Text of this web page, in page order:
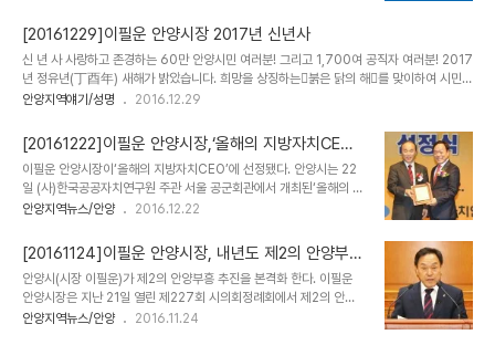
축장을 운영하는 협신식품과 건축폐기물을 재처..
이에 따른 금년도에 역점적으로 추진할 5대 분야 시정운영 방향을 밝
혔다. □ 첫째 개발 및 숙원사업 해결에 최선 시는 구 농림축산검역본
부 부지를 균형발전의 중심축이 되는 방향으로 개발방안을 모색한다.
인덕원·관양고 주변의 효과적 개발을 위해 지난해 12월 27일 경기도
시공사와 협약을 체결한 바 있다. 인덕원 주변은 역세권 복합단지로,
심사인 월곶∼안양∼판교와 인덕원∼호계..
[20161229]이필운 안양시장 2017년 신년사
신 년 사 사랑하고 존경하는 60만 안양시민 여러분! 그리고 1,700여 공직자 여러분! 2017
년 정유년(丁酉年) 새해가 밝았습니다. 희망을 상징하는󰡐붉은 닭의 해󰡑를 맞이하여 시민
여러분의 가정에 건강과 행운이 깃들고, 하시는 모든 일들이 성취되는 복된 한 해가 되시기
민 여러분의 적극적인 관심과 협조 아래󰡐제2의 안양 부흥󰡑을 선포하고 재도약의 기틀을 착
실히 다지는 소중한 시간이었다고 생각합니다. 시민이 행복하고 더 잘 사는 안양을 만들기
위해 모든 공직자가 주어진 자리에서 최선을 다한 결과,「일자리사업 평가」최우수기관 수상
및「지역일자리 목표공시제 추진평가」우수기관 수상,「고충민원 처리 유공」국무총리 표창 등
각..
안양지역얘기/성명 2016.12.29
[20161222]이필운 안양시장,‘올해의 지방자치CE
O’수상
이필운 안양시장이‘올해의 지방자치CEO’에 선정됐다. 안양시는 22
일 (사)한국공공자치연구원 주관 서울 공군회관에서 개최된‘올해의 지
방자치CEO’시상식에서 이필운 시장이 지방자치CEO상을 수상했다
주어지는 상으로서 지방자치 전문연구기관인 (사)한국공공자치연구원
이 지난 2004년부터 매년 지역발전과 자치행정에 탁월한 업적을 이
룬 광역 및 기초단체장 4명에 대해‘올해의 지방자치CEO’를 선정하여
시상하고 있다. 시에 따르면 이필운 시장은 공공자치연구원 포럼회원,
전국의 243개 지자체의 실무부서장, 대학교수 등 전문가 1천4백여명
안양지역뉴스/안양 2016.12.22
[20161124]이필운 안양시장, 내년도 제2의 안양부흥
도약 발판
안양시(시장 이필운)가 제2의 안양부흥 추진을 본격화 한다. 이필운
안양시장은 지난 21일 열린 제227회 시의회정례회에서 제2의 안양
부흥 발판마련을 포함한 내년도 시정운영 6대 중점방향(▴제2의 안양
안양지역뉴스/안양 2016.11.24